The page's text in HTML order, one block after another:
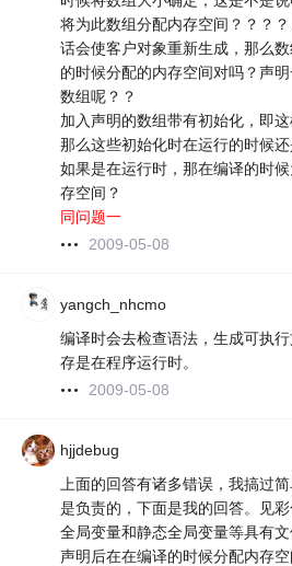
将为此数组分配内存空间？？？
话会使客户对象重新生成，那么
的时候分配的内存空间对吗？声
数组呢？？
加入声明的数组带有初始化，即
那么这些初始化时在运行的时候
如果是在运行时，那在编译的时
存空间？
同问题一
2009-05-08
yangch_nhcmo
编译时会去检查语法，生成可执
存是在程序运行时。
2009-05-08
hjjdebug
上面的回答有诸多错误，我搞过
是负责的，下面是我的回答。见彩
全局变量和静态全局变量等具有
声明后在在编译的时候分配内存空